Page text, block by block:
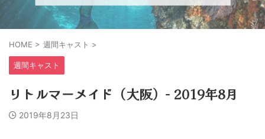
HOME > 週間キャスト >
週間キャスト
リトルマーメイド（大阪）− 2019年8月
2019年8月23日